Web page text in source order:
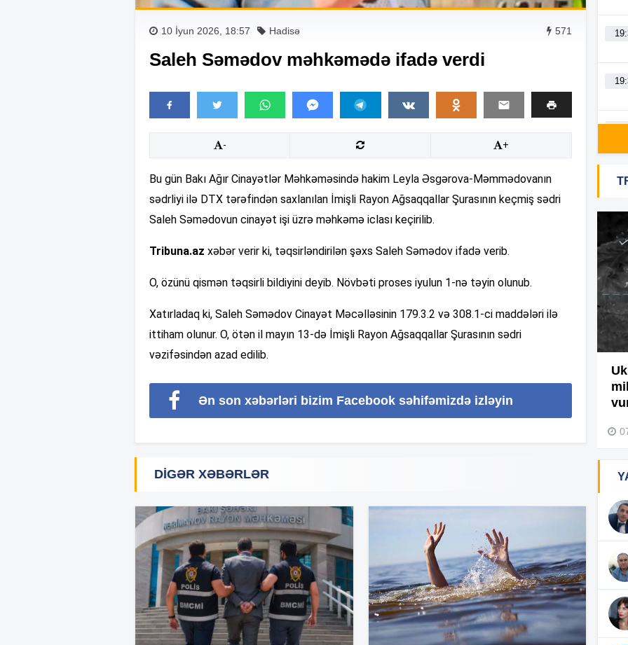
10 İyun 2026, 18:57 Hadisə 571
Saleh Səmədov məhkəmədə ifadə verdi
- +
Bu gün Bakı Ağır Cinayətlər Məhkəməsində hakim Leyla Əsgərova-Məmmədovanın
sədrliyi ilə DTX tərəfindən saxlanılan İmişli Rayon Ağsaqqallar Şurasının keçmiş sədri
Saleh Səmədovun cinayət işi üzrə məhkəmə iclası keçirilib.
Tribuna.az xəbər verir ki, təqsirləndirilən şəxs Saleh Səmədov ifadə verib.
O, özünü qismən təqsirli bildiyini deyib. Növbəti proses iyulun 1-nə təyin olunub.
Xatırladaq ki, Saleh Səmədov Cinayət Məcəlləsinin 179.3.2 və 308.1-ci maddələri ilə
ittiham olunur. O, ötən il mayın 13-də İmişli Rayon Ağsaqqallar Şurasının sədri
vəzifəsindən azad edilib.
Ən son xəbərləri bizim Facebook səhifəmizdə izləyin
DIGƏR XƏBƏRLƏR
törədibmiş – Video